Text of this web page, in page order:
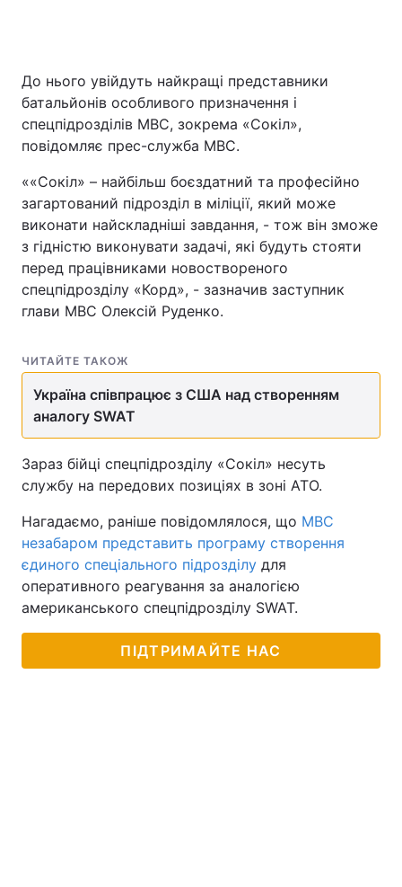
До нього увійдуть найкращі представники
батальйонів особливого призначення і
спецпідрозділів МВС, зокрема «Сокіл»,
повідомляє прес-служба МВС.
««Сокіл» – найбільш боєздатний та професійно
загартований підрозділ в міліції, який може
виконати найскладніші завдання, - тож він зможе
з гідністю виконувати задачі, які будуть стояти
перед працівниками новоствореного
спецпідрозділу «Корд», - зазначив заступник
глави МВС Олексій Руденко.
ЧИТАЙТЕ ТАКОЖ
Україна співпрацює з США над створенням
аналогу SWAT
Зараз бійці спецпідрозділу «Сокіл» несуть
службу на передових позиціях в зоні АТО.
Нагадаємо, раніше повідомлялося, що МВС
незабаром представить програму створення
єдиного спеціального підрозділу для
оперативного реагування за аналогією
американського спецпідрозділу SWAT.
ПІДТРИМАЙТЕ НАС